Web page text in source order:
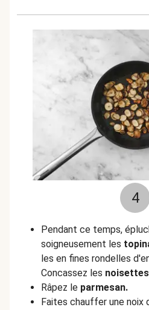
4
Pendant ce temps,
soigneusement les
les en fines rondelles
Concassez les
Râpez le parmesan.
Faites chauffer une noix